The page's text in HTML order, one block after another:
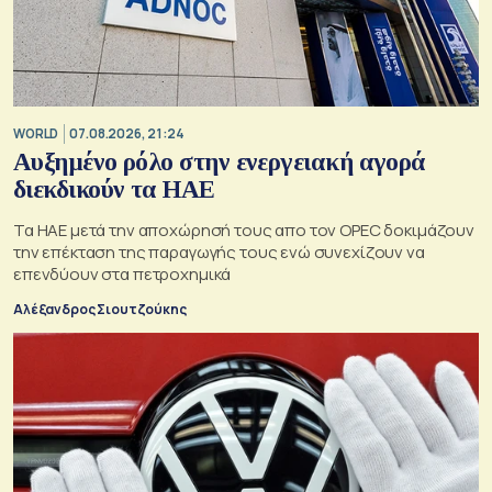
WORLD 07.08.2026, 21:24
Αυξημένο ρόλο στην ενεργειακή αγορά
διεκδικούν τα ΗΑΕ
Τα ΗΑΕ μετά την αποχώρησή τους απο τον OPEC δοκιμάζουν
την επέκταση της παραγωγής τους ενώ συνεχίζουν να
επενδύουν στα πετροχημικά
Αλέξανδρος Σιουτζούκης